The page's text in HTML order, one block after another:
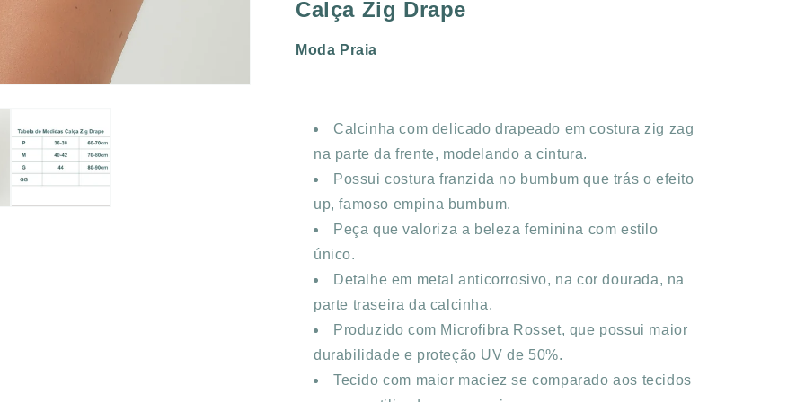
Calça Zig Drape
Moda Praia
Calcinha com delicado drapeado em costura zig zag
na parte da frente, modelando a cintura.
Possui costura franzida no bumbum que trás o efeito
up, famoso empina bumbum.
Peça que valoriza a beleza feminina com estilo
único.
Detalhe em metal anticorrosivo, na cor dourada, na
parte traseira da calcinha.
Produzido com Microfibra Rosset, que possui maior
durabilidade e proteção UV de 50%.
Tecido com maior maciez se comparado aos tecidos